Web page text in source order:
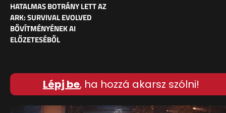
HATALMAS BOTRÁNY LETT AZ
ARK: SURVIVAL EVOLVED
BŐVÍTMÉNYÉNEK AI
ELŐZETESÉBŐL
Lépj be, ha hozzá akarsz szólni!